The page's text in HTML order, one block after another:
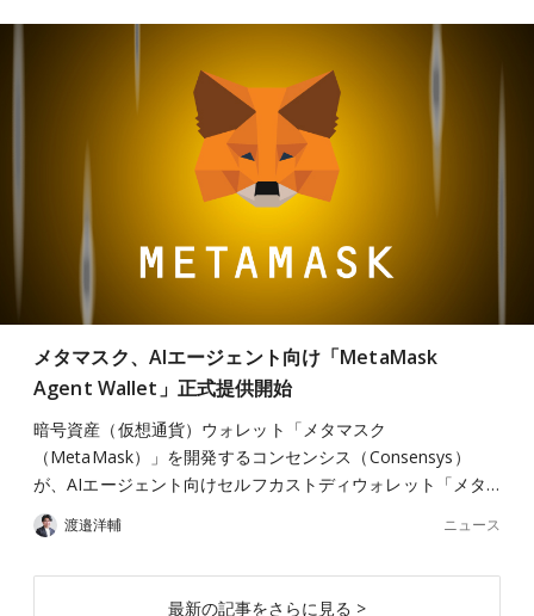
メタマスク、AIエージェント向け「MetaMask
Agent Wallet」正式提供開始
暗号資産（仮想通貨）ウォレット「メタマスク
（MetaMask）」を開発するコンセンシス（Consensys）
が、AIエージェント向けセルフカストディウォレット「メタ…
渡邉洋輔 ニュース
最新の記事をさらに見る >